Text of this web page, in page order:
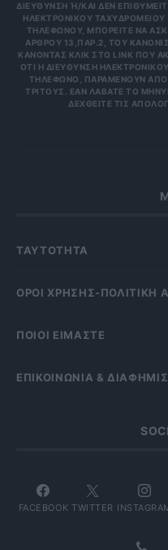
ΙΕΎΘΥΝΣΗ Ή/ΚΑΙ ΔΕΝ
ΕΚΤΡΟΝΙΚΟΎ ΤΑΧΥΔΡΟΜΕΊΟΥ Ή
ΕΦΏΝΟΥ, ΜΠΟΡΕΊΤΕ ΝΑ
ΡΟΥ 13,ΠΑΡ.2, ΤΟΥ
ΟΝΤΑΣ ΚΛΙΚ ΣΤΟ LINK ΠΟΥ
Η ΔΙΕΎΘΥΝΣΗ ΗΛΕΚΤΡΟΝΙΚΟΎ
ΦΩΝΟ, ΠΑΡΑΜΈΝΟΥΝ
ΟΥΣ. ΕΆΝ ΛΆΒΑΤΕ ΤΟ ΜΉΝΥΜΑ
ΕΊΤΕ ΤΙΣ
ΤΑΥΤΟΤΗΤΑ
OΡΟΙ ΧΡΗΣΗΣ-ΠΟΛΙΤΙΚΗ
ΠΟΙΟΙ ΕΙΜΑΣΤΕ
ΕΠΙΚΟΙΝΩΝΙΑ &
FACEBOOK TWITTER